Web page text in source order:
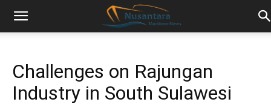
Challenges on Rajungan
Industry in South Sulawesi